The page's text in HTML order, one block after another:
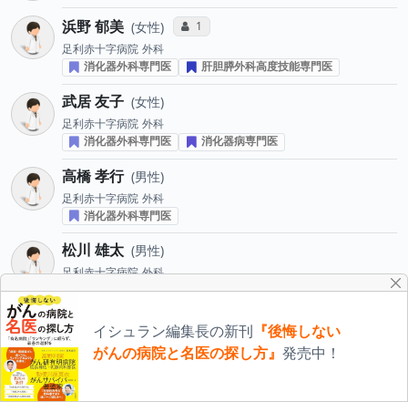
浜野 郁美 女性 コミュニケーション・タイプ投票数
1
足利赤十字病院 外科
消化器外科専門医
肝胆膵外科高度技能専門医
武居 友子 女性
足利赤十字病院 外科
消化器外科専門医
消化器病専門医
高橋 孝行 男性
足利赤十字病院 外科
消化器外科専門医
松川 雄太 男性
足利赤十字病院 外科
消化器外科専門医
瀨尾 雄樹 男性
足利赤十字病院 外科
野川 優衣
イシュラン編集長の新刊
『後悔しない
がんの病院と名医の探し方』 発売中！